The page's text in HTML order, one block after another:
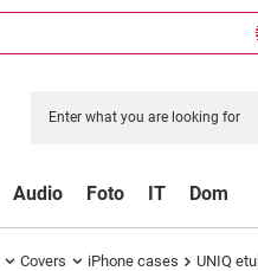
Audio Foto IT Dom
Covers iPhone cases UNIQ